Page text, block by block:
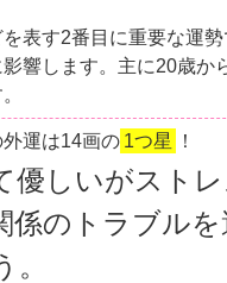
表す2番目に重要な運勢
響します。主に20歳か
運は14画の 1つ星 ！
優しいがスト
係のトラブル